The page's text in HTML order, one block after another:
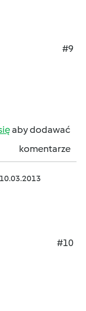
#9
aby dodawać
komentarze
10.03.2013
#10